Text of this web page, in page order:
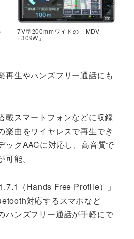
7V型200mmワイドの「MDV-
L309W」
再生やハンズフリー通話にも
載スマートフォンなどに収録
楽曲をワイヤレスで再生でき
ックAACに対応し、高音質で
能。
（Hands Free Profile）」
対応するスマホなど
ハンズフリー通話が手軽にで